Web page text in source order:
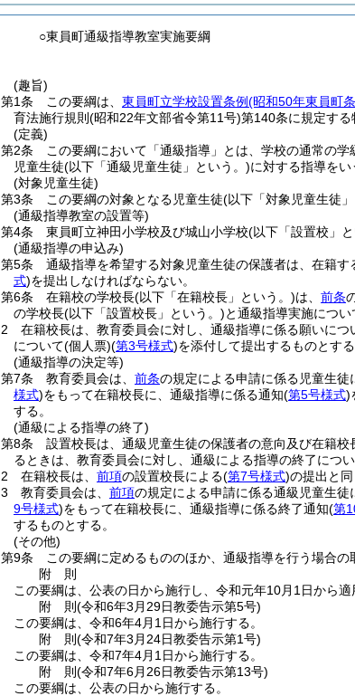
○東員町通級指導教室実施要綱
(趣旨)
第1条
この要綱は、 東員町立学校設置条例(昭和50年東員町
育法施行規則 (昭和22年文部省令第11号)第140条に規定する
(定義)
第2条
この要綱において「通級指導」とは、学校の通常の
児童生徒(以下「通級児童生徒」という。)に対する指導をい
(対象児童生徒)
第3条
この要綱の対象となる児童生徒(以下「対象児童生徒
(通級指導教室の設置等)
第4条
東員町立神田小学校及び城山小学校(以下「設置校」
(通級指導の申込み)
第5条
通級指導を希望する対象児童生徒の保護者は、在籍す
式)を提出しなければならない。
第6条
在籍校の学校長(以下「在籍校長」という。)は、 前条
の学校長(以下「設置校長」という。)と通級指導実施につい
2
在籍校長は、教育委員会に対し、通級指導に係る願いにつ
について(個人票)(第3号様式)を添付して提出するものとする
(通級指導の決定等)
第7条
教育委員会は、 前条の規定による申請に係る児童生
様式)をもって在籍校長に、通級指導に係る通知(第5号様式)
する。
(通級による指導の終了)
第8条
設置校長は、通級児童生徒の保護者の意向及び在籍
るときは、教育委員会に対し、通級による指導の終了につ
2
在籍校長は、 前項の設置校長による(第7号様式)の提出と
3
教育委員会は、 前項の規定による申請に係る通級児童生
9号様式)をもって在籍校長に、通級指導に係る終了通知(第
するものとする。
(その他)
第9条
この要綱に定めるもののほか、通級指導を行う場合
附 則
この要綱は、公表の日から施行し、令和元年10月1日から適
附 則(令和6年3月29日教委告示第5号)
この要綱は、令和6年4月1日から施行する。
附 則(令和7年3月24日教委告示第1号)
この要綱は、令和7年4月1日から施行する。
附 則(令和7年6月26日教委告示第13号)
この要綱は、公表の日から施行する。